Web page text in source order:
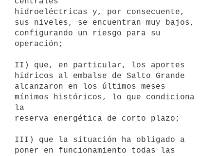
hidroeléctricas y, por consecuente,
sus niveles, se encuentran muy bajos,
configurando un riesgo para su
operación;
II) que, en particular, los aportes
hídricos al embalse de Salto Grande
alcanzaron en los últimos meses
mínimos históricos, lo que condiciona
la
reserva energética de corto plazo;
III) que la situación ha obligado a
poner en funcionamiento todas las